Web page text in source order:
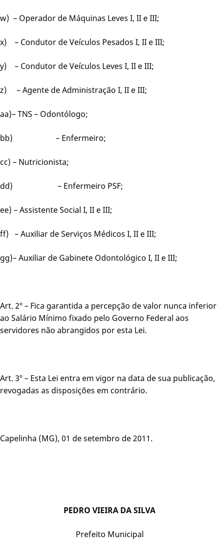
w) – Operador de Máquinas Leves I, II e III;
x) – Condutor de Veículos Pesados I, II e III;
y) – Condutor de Veículos Leves I, II e III;
z) – Agente de Administração I, II e III;
aa)– TNS – Odontólogo;
bb) – Enfermeiro;
cc) – Nutricionista;
dd) – Enfermeiro PSF;
ee) – Assistente Social I, II e III;
ff) – Auxiliar de Serviços Médicos I, II e III;
gg)– Auxiliar de Gabinete Odontológico I, II e III;
Art. 2º – Fica garantida a percepção de valor nunca inferior
ao Salário Mínimo fixado pelo Governo Federal aos
servidores não abrangidos por esta Lei.
Art. 3º – Esta Lei entra em vigor na data de sua publicação,
revogadas as disposições em contrário.
Capelinha (MG), 01 de setembro de 2011.
PEDRO VIEIRA DA SILVA
Prefeito Municipal